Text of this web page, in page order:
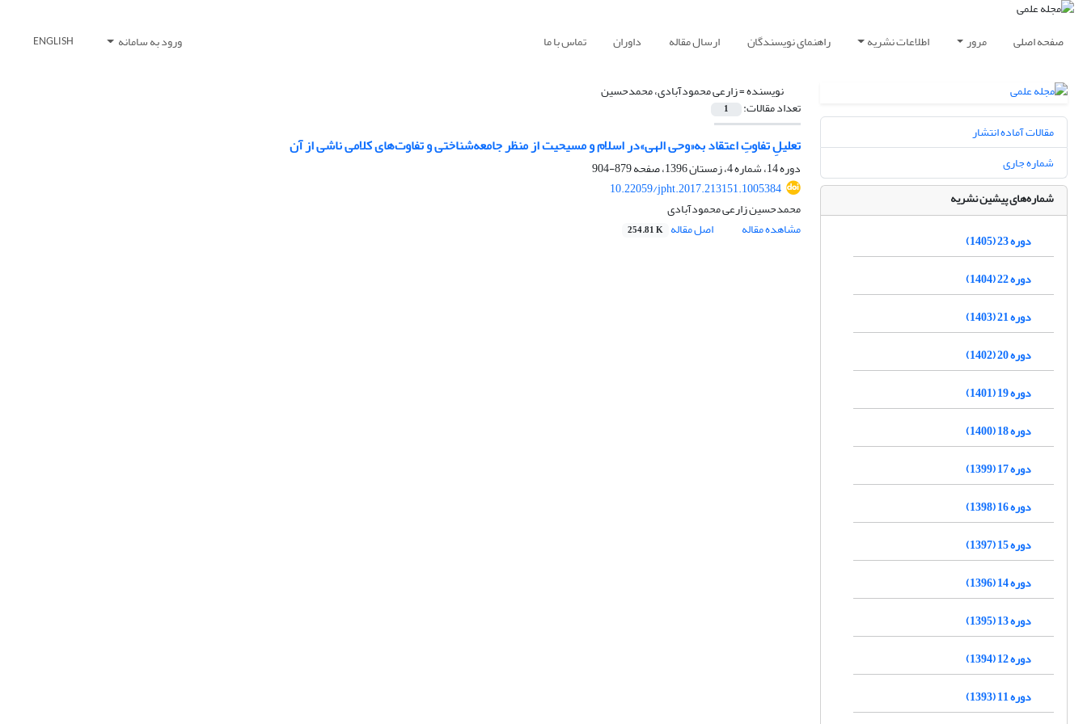
صفحه اصلی مرور اطلاعات نشریه راهنمای نویسندگان ارسال مقاله داوران تماس با ما ورود به سامانه ENGLISH
نویسنده =زارعی محمودآبادی، محمدحسین
تعداد مقالات: 1
تعلیلِ تفاوتِ اعتقاد به«وحی الهی»در اسلام و مسیحیت از منظر جامعه‌شناختی و تفاوت‌های کلامی ناشی از آن
دوره 14، شماره 4، زمستان 1396، صفحه
879-904
10.22059/jpht.2017.213151.1005384
محمدحسین زارعی محمودآبادی
مشاهده مقاله
اصل مقاله 254.81 K
مقالات آماده انتشار
شماره جاری
شماره‌های پیشین نشریه
دوره 23 (1405)
دوره 22 (1404)
دوره 21 (1403)
دوره 20 (1402)
دوره 19 (1401)
دوره 18 (1400)
دوره 17 (1399)
دوره 16 (1398)
دوره 15 (1397)
دوره 14 (1396)
دوره 13 (1395)
دوره 12 (1394)
دوره 11 (1393)